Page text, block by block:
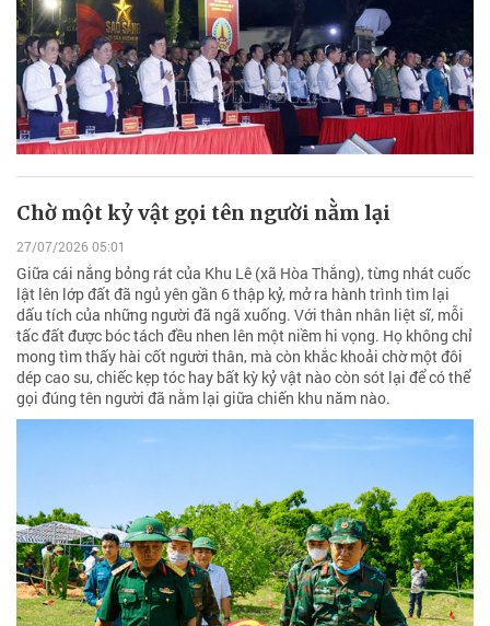
Chờ một kỷ vật gọi tên người nằm lại
27/07/2026 05:01
Giữa cái nắng bỏng rát của Khu Lê (xã Hòa Thắng), từng nhát cuốc
lật lên lớp đất đã ngủ yên gần 6 thập kỷ, mở ra hành trình tìm lại
dấu tích của những người đã ngã xuống. Với thân nhân liệt sĩ, mỗi
tấc đất được bóc tách đều nhen lên một niềm hi vọng. Họ không chỉ
mong tìm thấy hài cốt người thân, mà còn khắc khoải chờ một đôi
dép cao su, chiếc kẹp tóc hay bất kỳ kỷ vật nào còn sót lại để có thể
gọi đúng tên người đã nằm lại giữa chiến khu năm nào.